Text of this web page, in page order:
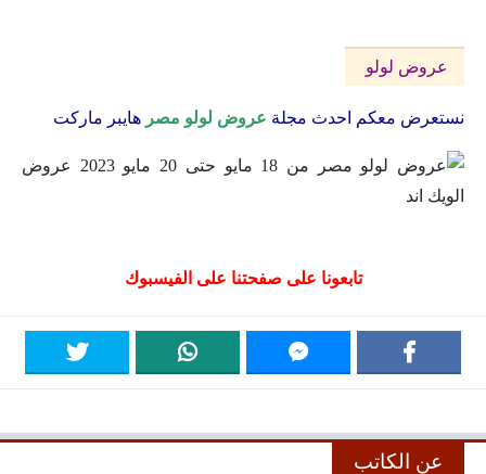
عروض لولو
نستعرض معكم احدث مجلة عروض لولو مصر هايبر ماركت
تابعونا على صفحتنا على الفيسبوك
عن الكاتب